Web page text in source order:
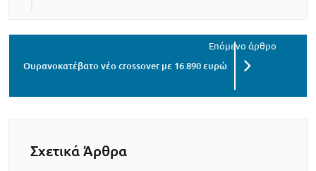
Ουρανοκατέβατο νέο crossover με 16.890 ευρώ
Σχετικά Άρθρα